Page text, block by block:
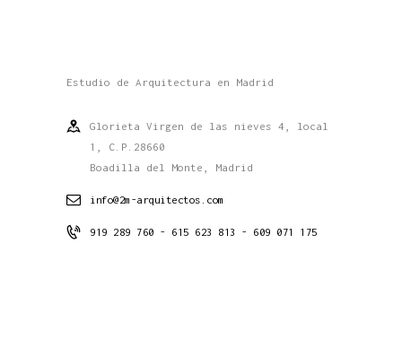
Estudio de Arquitectura en Madrid
Glorieta Virgen de las nieves 4, local
1, C.P.28660
Boadilla del Monte, Madrid
info@2m-arquitectos.com
919 289 760 - 615 623 813 - 609 071 175